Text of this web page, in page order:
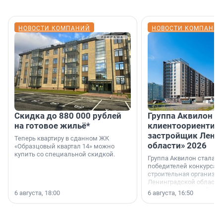
НОВОСТИ КОМПАНИЙ
Скидка до 880 000 рублей
на готовое жильё*
Теперь квартиру в сданном ЖК
«Образцовый квартал 14» можно
купить со специальной скидкой.
6 августа, 18:00
НОВОСТИ
Группа Аквилон
застройщик
области» 2026
Группа Аквилон стала
победителей конкурса
строительная
Ленинградской области
номинации «Самый
застройщик
6 августа, 16:50